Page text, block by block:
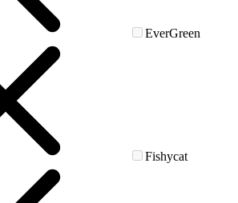
EverGreen
Fishycat